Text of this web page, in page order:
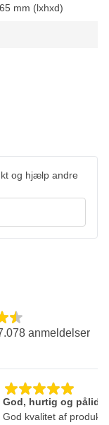
mm (lxhxd)
og hjælp andre
anmeldelser
God, hurtig og
God kvalitet af